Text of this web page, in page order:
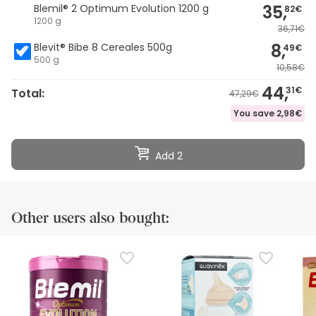
Blemil® 2 Optimum Evolution 1200 g
1200 g 35,82€
36,71€
Blevit® Bibe 8 Cereales 500g
500 g 8,49€
10,58€
Total: 47,29€ 44,31€
You save 2,98€
Add 2
Other users also bought: